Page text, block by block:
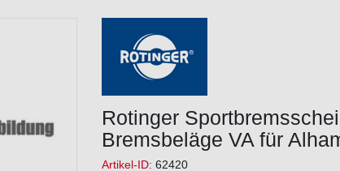
Rotinger
Bremsbeläge VA für
Artikel-ID: 62420